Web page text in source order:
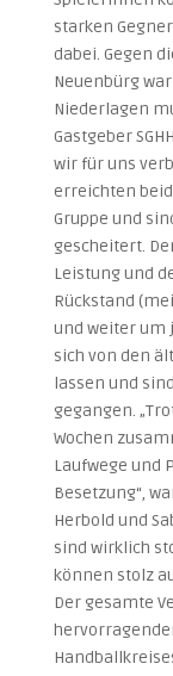
starken
dabei. Gegen
Neuenbürg
Niederlagen
Gastgeber
wir für uns
erreichten
Gruppe und
gescheitert.
Leistung und
Rückstand
und weiter um
sich von den
lassen und
gegangen.
Wochen
Laufwege und
Besetzung“,
Herbold und
sind wirklich
können stolz
Der gesamte